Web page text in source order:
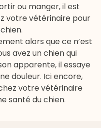
ou manger, il est
votre vétérinaire pour
alors que ce n’est
avez un chien qui
apparente, il essaye
douleur. Ici encore,
votre vétérinaire
santé du chien.